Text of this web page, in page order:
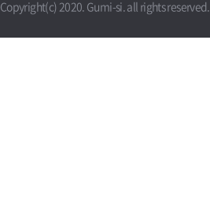
Copyright(c) 2020. Gumi-si. all rights reserved.